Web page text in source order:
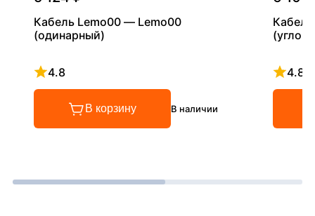
Кабель Lemo00 — Lemo00
(одинарный)
4.8
Рейтинг 4.8 из 5
В корзину В наличии
4.8